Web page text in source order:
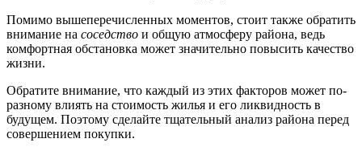
Помимо вышеперечисленных моментов, стоит также обратить
внимание на соседство и общую атмосферу района, ведь
комфортная обстановка может значительно повысить качество
жизни.
Обратите внимание, что каждый из этих факторов может по-
разному влиять на стоимость жилья и его ликвидность в
будущем. Поэтому сделайте тщательный анализ района перед
совершением покупки.